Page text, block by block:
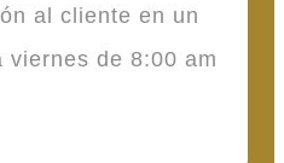
al cliente en un
viernes de 8:00 am